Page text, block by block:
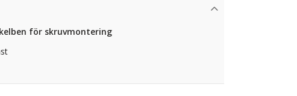
för skruvmontering